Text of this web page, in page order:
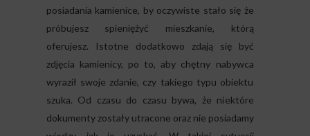
posiadania kamienice, by oczywiste stało się że
próbujesz spieniężyć mieszkanie, którą
oferujesz. Istotne dodatkowo zdają się być
zdjęcia kamienicy, po to, aby chętny nabywca
wyraził swoje zdanie, czy takiego typu obiektu
szuka. Od czasu do czasu bywa, że niektóre
dokumenty zostały utracone oraz nie posiadamy